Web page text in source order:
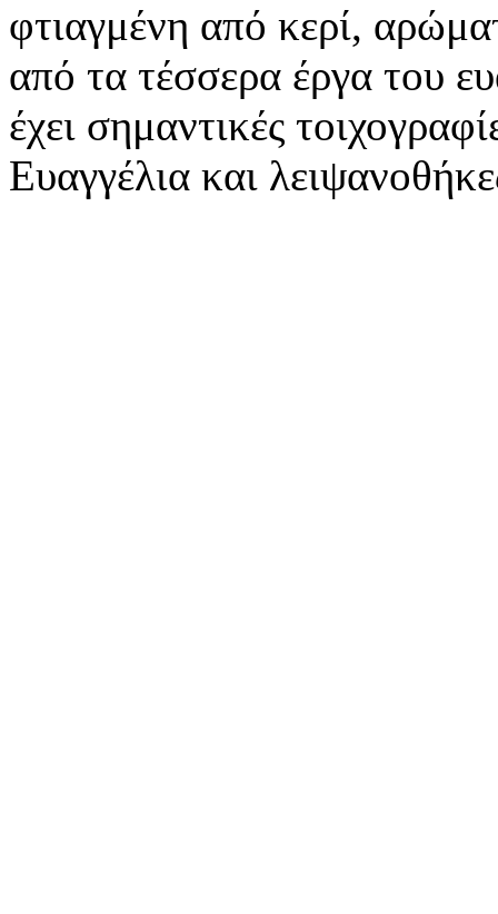
φτιαγμένη από κερί,
από τα τέσσερα έργα του
έχει σημαντικές
Ευαγγέλια και